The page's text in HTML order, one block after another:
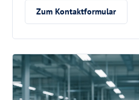
Zum Kontaktformular